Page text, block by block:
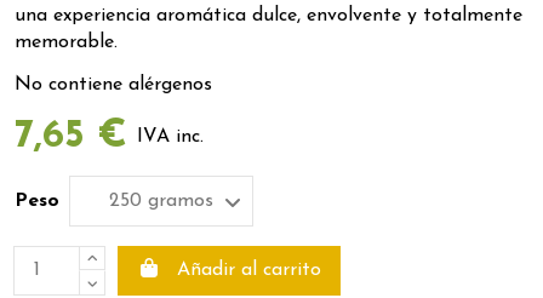
una experiencia aromática dulce, envolvente y totalmente
memorable.
No contiene alérgenos
7,65 € IVA inc.
Peso
Añadir al carrito